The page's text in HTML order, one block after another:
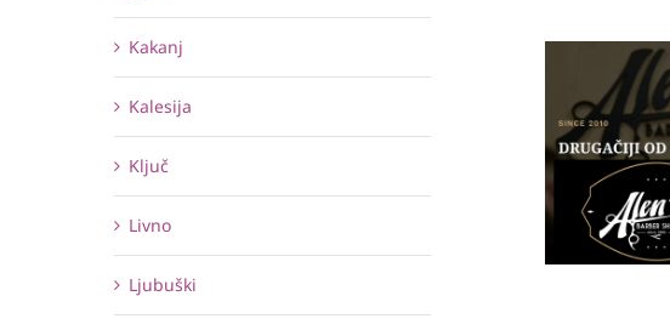
Kakanj
Kalesija
Ključ
Livno
Ljubuški